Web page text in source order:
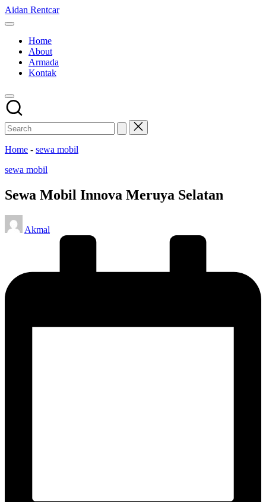
Skip
to
Aidan Rentcar
Rental
MurahHome
About
Armada
Kontak
Home - sewa mobil
Posted
sewa mobil
Sewa Mobil Innova Meruya Selatan
Posted
by
Akmal